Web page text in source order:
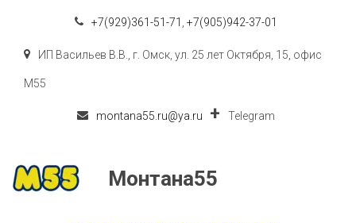
+7(929)361-51-71 +7(905)942-37-01
ИП Васильев В.В. г. Омск ул. 25 лет Октября, 15 офис
M55
montana55.ru@ya.ru Telegram
Монтана55